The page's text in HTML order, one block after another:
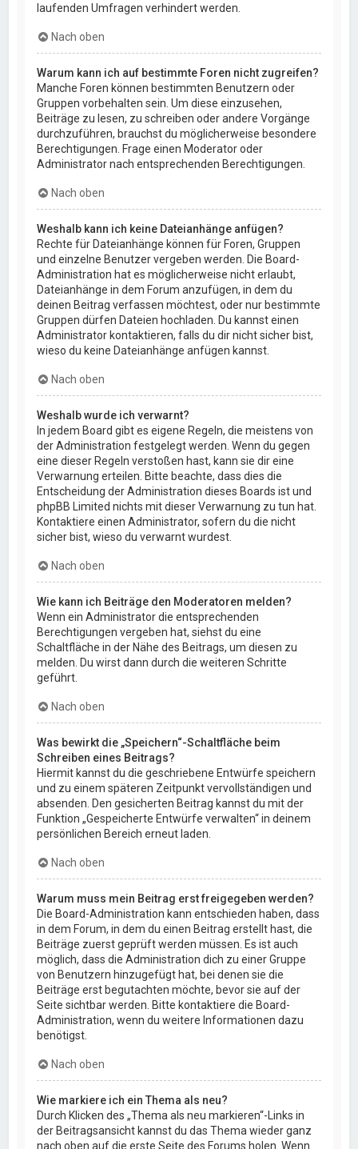
laufenden Umfragen verhindert werden.
Nach oben
Warum kann ich auf bestimmte Foren nicht zugreifen?
Manche Foren können bestimmten Benutzern oder
Gruppen vorbehalten sein. Um diese einzusehen,
Beiträge zu lesen, zu schreiben oder andere Vorgänge
durchzuführen, brauchst du möglicherweise besondere
Berechtigungen. Frage einen Moderator oder
Administrator nach entsprechenden Berechtigungen.
Nach oben
Weshalb kann ich keine Dateianhänge anfügen?
Rechte für Dateianhänge können für Foren, Gruppen
und einzelne Benutzer vergeben werden. Die Board-
Administration hat es möglicherweise nicht erlaubt,
Dateianhänge in dem Forum anzufügen, in dem du
deinen Beitrag verfassen möchtest, oder nur bestimmte
Gruppen dürfen Dateien hochladen. Du kannst einen
Administrator kontaktieren, falls du dir nicht sicher bist,
wieso du keine Dateianhänge anfügen kannst.
Nach oben
Weshalb wurde ich verwarnt?
In jedem Board gibt es eigene Regeln, die meistens von
der Administration festgelegt werden. Wenn du gegen
eine dieser Regeln verstoßen hast, kann sie dir eine
Verwarnung erteilen. Bitte beachte, dass dies die
Entscheidung der Administration dieses Boards ist und
phpBB Limited nichts mit dieser Verwarnung zu tun hat.
Kontaktiere einen Administrator, sofern du die nicht
sicher bist, wieso du verwarnt wurdest.
Nach oben
Wie kann ich Beiträge den Moderatoren melden?
Wenn ein Administrator die entsprechenden
Berechtigungen vergeben hat, siehst du eine
Schaltfläche in der Nähe des Beitrags, um diesen zu
melden. Du wirst dann durch die weiteren Schritte
geführt.
Nach oben
Was bewirkt die „Speichern“-Schaltfläche beim
Schreiben eines Beitrags?
Hiermit kannst du die geschriebene Entwürfe speichern
und zu einem späteren Zeitpunkt vervollständigen und
absenden. Den gesicherten Beitrag kannst du mit der
Funktion „Gespeicherte Entwürfe verwalten“ in deinem
persönlichen Bereich erneut laden.
Nach oben
Warum muss mein Beitrag erst freigegeben werden?
Die Board-Administration kann entschieden haben, dass
in dem Forum, in dem du einen Beitrag erstellt hast, die
Beiträge zuerst geprüft werden müssen. Es ist auch
möglich, dass die Administration dich zu einer Gruppe
von Benutzern hinzugefügt hat, bei denen sie die
Beiträge erst begutachten möchte, bevor sie auf der
Seite sichtbar werden. Bitte kontaktiere die Board-
Administration, wenn du weitere Informationen dazu
benötigst.
Nach oben
Wie markiere ich ein Thema als neu?
Durch Klicken des „Thema als neu markieren“-Links in
der Beitragsansicht kannst du das Thema wieder ganz
nach oben auf die erste Seite des Forums holen. Wenn